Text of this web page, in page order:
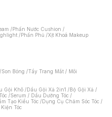
/Phấn Nước Cushion /
/Phấn Phủ /Xịt Khoá Makeup
/Son Bóng /Tẩy Trang Mắt / Môi
Gội Khô /Dầu Gội Xả 2in1 /Bộ Gội Xả /
/Serum / Dầu Dưỡng Tóc /
Tạo Kiểu Tóc /Dụng Cụ Chăm Sóc Tóc /
Kiện Tóc